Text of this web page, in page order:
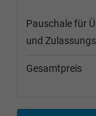
Pauschale für
und
Gesamtpreis